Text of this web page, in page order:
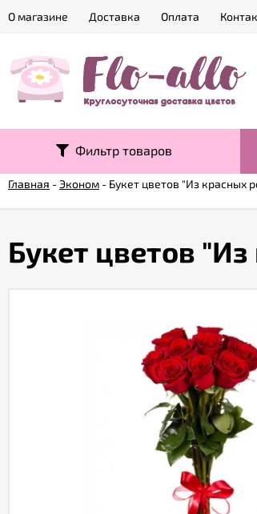
О магазине Доставка Оплата
Фильтр товаров
Главная -Эконом - Букет цветов "Из красных
Букет цветов